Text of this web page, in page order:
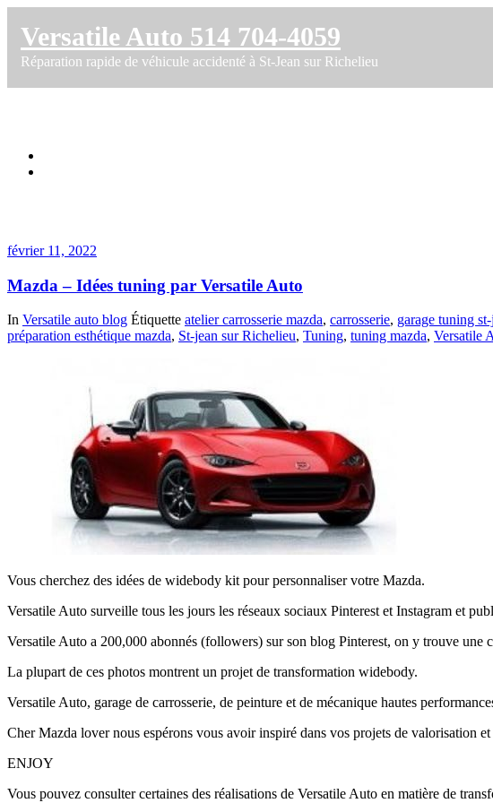
Versatile Auto 514 704-4059
Réparation rapide de véhicule accidenté à St-Jean sur Richelieu
février 11, 2022
Mazda – Idées tuning par Versatile Auto
In Versatile auto blog Étiquette atelier carrosserie mazda, carrosserie, garage tuning
préparation esthétique mazda, St-jean sur Richelieu, Tuning, tuning mazda, Versatile
Vous cherchez des idées de widebody kit pour personnaliser votre Mazda.
Versatile Auto surveille tous les jours les réseaux sociaux Pinterest et Instagram et
Versatile Auto a 200,000 abonnés (followers) sur son blog Pinterest, on y trouve
La plupart de ces photos montrent un projet de transformation widebody.
Versatile Auto, garage de carrosserie, de peinture et de mécanique hautes
Cher Mazda lover nous espérons vous avoir inspiré dans vos projets de valorisation
ENJOY
Vous pouvez consulter certaines des réalisations de Versatile Auto en matière de